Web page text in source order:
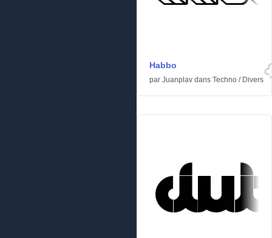
Habbo
par Juanplav dans Techno / Divers